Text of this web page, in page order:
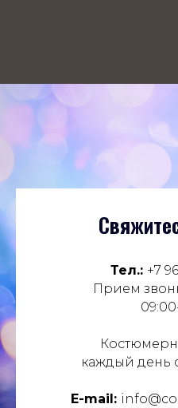
Тел.: +7
Прием
каждый день
E-mail: